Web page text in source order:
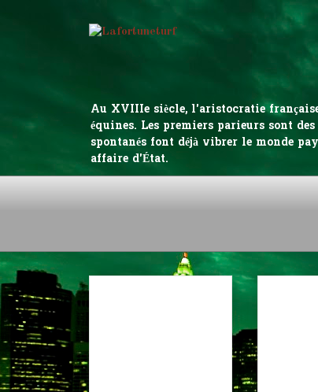
Au XVIIIe siècle, l'aristocratie
équines. Les premiers parieurs sont
spontanés font déjà vibrer le monde
affaire d'État.